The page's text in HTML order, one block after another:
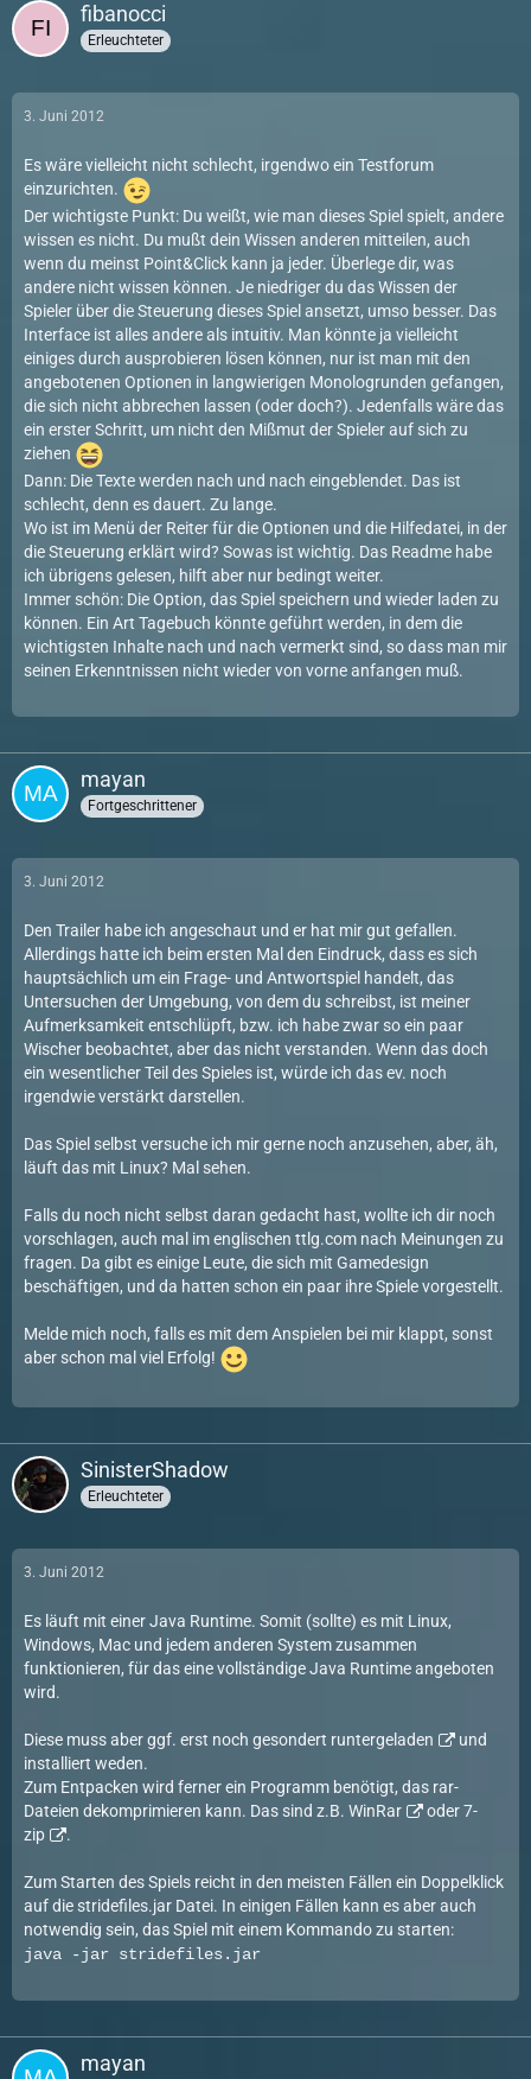
fibanocci
Erleuchteter
3. Juni 2012
Es wäre vielleicht nicht schlecht, irgendwo ein Testforum
einzurichten.
Der wichtigste Punkt: Du weißt, wie man dieses Spiel spielt, andere
wissen es nicht. Du mußt dein Wissen anderen mitteilen, auch
wenn du meinst Point&Click kann ja jeder. Überlege dir, was
andere nicht wissen können. Je niedriger du das Wissen der
Spieler über die Steuerung dieses Spiel ansetzt, umso besser. Das
Interface ist alles andere als intuitiv. Man könnte ja vielleicht
einiges durch ausprobieren lösen können, nur ist man mit den
angebotenen Optionen in langwierigen Monologrunden gefangen,
die sich nicht abbrechen lassen (oder doch?). Jedenfalls wäre das
ein erster Schritt, um nicht den Mißmut der Spieler auf sich zu
ziehen
Dann: Die Texte werden nach und nach eingeblendet. Das ist
schlecht, denn es dauert. Zu lange.
Wo ist im Menü der Reiter für die Optionen und die Hilfedatei, in der
die Steuerung erklärt wird? Sowas ist wichtig. Das Readme habe
ich übrigens gelesen, hilft aber nur bedingt weiter.
Immer schön: Die Option, das Spiel speichern und wieder laden zu
können. Ein Art Tagebuch könnte geführt werden, in dem die
wichtigsten Inhalte nach und nach vermerkt sind, so dass man mir
seinen Erkenntnissen nicht wieder von vorne anfangen muß.
mayan
Fortgeschrittener
3. Juni 2012
Den Trailer habe ich angeschaut und er hat mir gut gefallen.
Allerdings hatte ich beim ersten Mal den Eindruck, dass es sich
hauptsächlich um ein Frage- und Antwortspiel handelt, das
Untersuchen der Umgebung, von dem du schreibst, ist meiner
Aufmerksamkeit entschlüpft, bzw. ich habe zwar so ein paar
Wischer beobachtet, aber das nicht verstanden. Wenn das doch
ein wesentlicher Teil des Spieles ist, würde ich das ev. noch
irgendwie verstärkt darstellen.
Das Spiel selbst versuche ich mir gerne noch anzusehen, aber, äh,
läuft das mit Linux? Mal sehen.
Falls du noch nicht selbst daran gedacht hast, wollte ich dir noch
vorschlagen, auch mal im englischen ttlg.com nach Meinungen zu
fragen. Da gibt es einige Leute, die sich mit Gamedesign
beschäftigen, und da hatten schon ein paar ihre Spiele vorgestellt.
Melde mich noch, falls es mit dem Anspielen bei mir klappt, sonst
aber schon mal viel Erfolg!
SinisterShadow
Erleuchteter
3. Juni 2012
Es läuft mit einer Java Runtime. Somit (sollte) es mit Linux,
Windows, Mac und jedem anderen System zusammen
funktionieren, für das eine vollständige Java Runtime angeboten
wird.
Diese muss aber ggf. erst noch gesondert runtergeladen
und
installiert weden.
Zum Entpacken wird ferner ein Programm benötigt, das rar-
Dateien dekomprimieren kann. Das sind z.B. WinRar oder7-
zip
.
Zum Starten des Spiels reicht in den meisten Fällen ein Doppelklick
auf die stridefiles.jar Datei. In einigen Fällen kann es aber auch
notwendig sein, das Spiel mit einem Kommando zu starten:
java -jar stridefiles.jar
mayan